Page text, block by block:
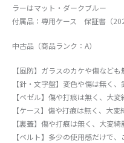
ラーはマット・ダークブルー
付属品：専用ケース 保証書（
中古品（商品ランク：A）
【風防】ガラスのカケや傷なども
【針・文字盤】変色や傷は無く
【ベゼル】傷や打痕は無く、大変
【ケース】傷や打痕は無く、大変
【裏蓋】傷や打痕は無く、大変綺
【ベルト】多少の使用感だけで